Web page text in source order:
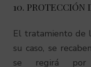
10. PROTECCIÓN
El tratamiento de
su caso, se
se regirá